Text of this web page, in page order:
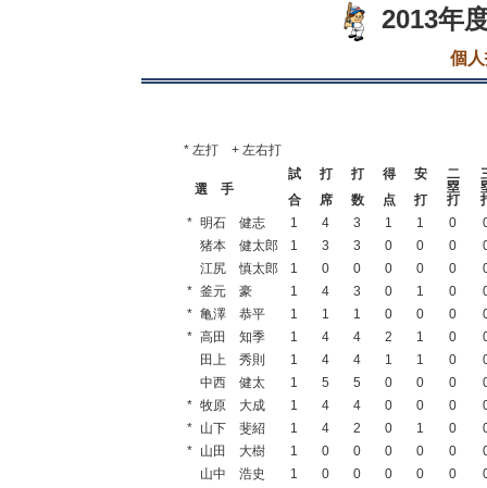
2013年
個
* 左打 + 左右打
選 手
試
合
打
席
打
数
得
点
安
打
二
塁
打
* 明石 健志 1 4 3 1 1 0
猪本 健太郎
1 3 3 0 0 0
江尻 慎太郎
1 0 0 0 0 0
* 釜元 豪 1 4 3 0 1 0
* 亀澤 恭平 1 1 1 0 0 0
* 高田 知季 1 4 4 2 1 0
田上 秀則
1 4 4 1 1 0
中西 健太
1 5 5 0 0 0
* 牧原 大成 1 4 4 0 0 0
* 山下 斐紹 1 4 2 0 1 0
* 山田 大樹 1 0 0 0 0 0
山中 浩史
1 0 0 0 0 0